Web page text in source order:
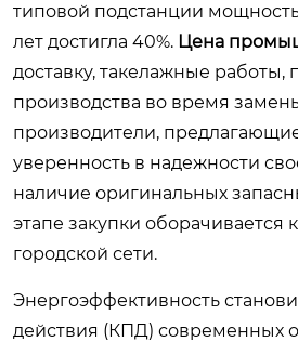
типовой подстанции
лет достигла 40%. Цена
доставку, такелажные
производства во время
производители,
уверенность в надежности
наличие оригинальных
этапе закупки
городской сети.
Энергоэффективность
действия (КПД) современных